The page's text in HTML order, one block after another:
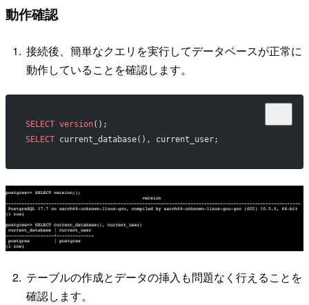
動作確認
接続後、簡単なクエリを実行してデータベースが正常に
動作していることを確認します。
SELECT version();
SELECT current_database(), current_user;
テーブルの作成とデータの挿入も問題なく行えることを
確認します。